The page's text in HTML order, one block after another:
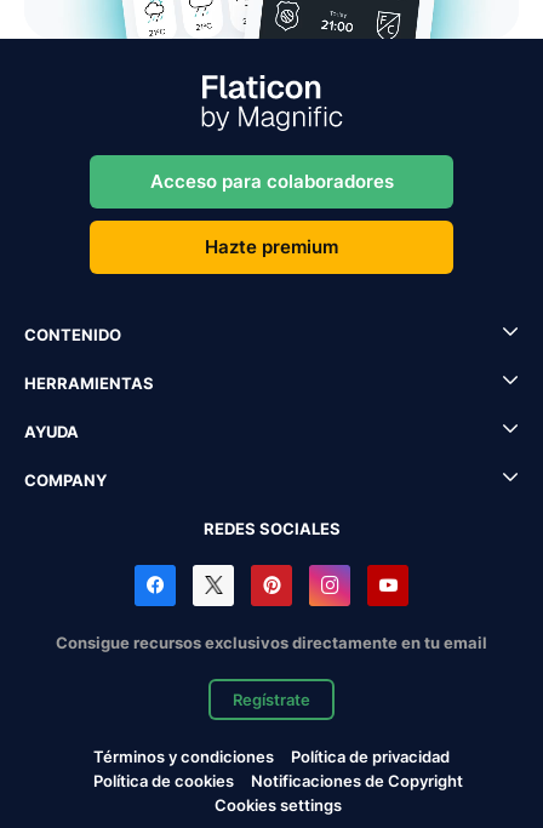
Acceso para colaboradores
Hazte premium
CONTENIDO
HERRAMIENTAS
AYUDA
COMPANY
REDES SOCIALES
Consigue recursos exclusivos directamente en tu email
Regístrate
Términos y condiciones
Política de privacidad
Política de cookies
Notificaciones de Copyright
Cookies settings